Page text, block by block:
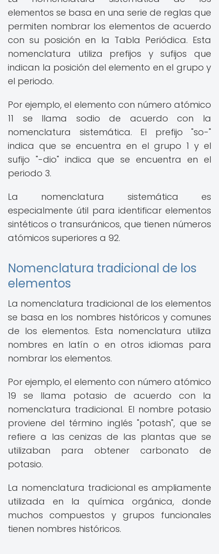
elementos se basa en una serie de reglas que
permiten nombrar los elementos de acuerdo
con su posición en la Tabla Periódica. Esta
nomenclatura utiliza prefijos y sufijos que
indican la posición del elemento en el grupo y
el periodo.
Por ejemplo, el elemento con número atómico
11 se llama sodio de acuerdo con la
nomenclatura sistemática. El prefijo "so-"
indica que se encuentra en el grupo 1 y el
sufijo "-dio" indica que se encuentra en el
periodo 3.
La nomenclatura sistemática es
especialmente útil para identificar elementos
sintéticos o transuránicos, que tienen números
atómicos superiores a 92.
Nomenclatura tradicional de los
elementos
La nomenclatura tradicional de los elementos
se basa en los nombres históricos y comunes
de los elementos. Esta nomenclatura utiliza
nombres en latín o en otros idiomas para
nombrar los elementos.
Por ejemplo, el elemento con número atómico
19 se llama potasio de acuerdo con la
nomenclatura tradicional. El nombre potasio
proviene del término inglés "potash", que se
refiere a las cenizas de las plantas que se
utilizaban para obtener carbonato de
potasio.
La nomenclatura tradicional es ampliamente
utilizada en la química orgánica, donde
muchos compuestos y grupos funcionales
tienen nombres históricos.